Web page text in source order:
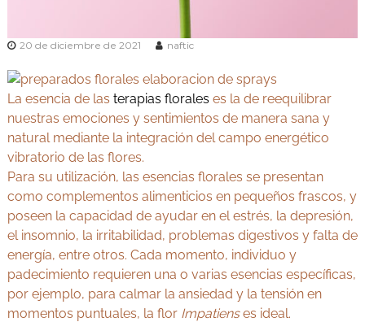
g
a
y
A
y
u
r
v
e
d
a
a
n
M
a
d
r
i
d
20 de diciembre de 2021 naftic
La esencia de las terapias florales es la de reequilibrar
nuestras emociones y sentimientos de manera sana y
natural mediante la integración del campo energético
vibratorio de las flores.
Para su utilización, las esencias florales se presentan
como complementos alimenticios en pequeños frascos, y
poseen la capacidad de ayudar en el estrés, la depresión,
el insomnio, la irritabilidad, problemas digestivos y falta de
energía, entre otros. Cada momento, individuo y
padecimiento requieren una o varias esencias específicas,
por ejemplo, para calmar la ansiedad y la tensión en
momentos puntuales, la flor Impatienses ideal.